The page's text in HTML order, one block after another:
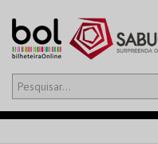
Olá,iniciar sessão